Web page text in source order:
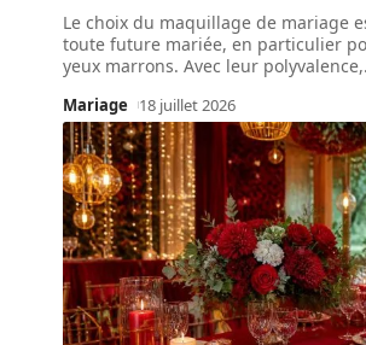
Le choix du maquillage de mariage
toute future mariée, en particulier
yeux marrons. Avec leur polyvalence,
Mariage 18 juillet 2026